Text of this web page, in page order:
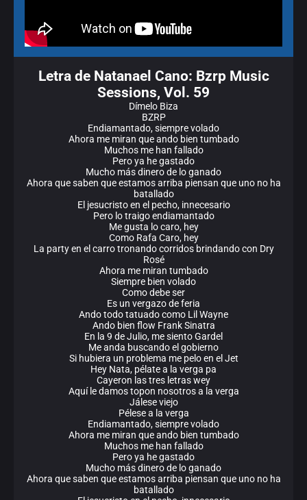
Letra de Natanael Cano: Bzrp Music
Sessions, Vol. 59
Dímelo Biza
BZRP
Endiamantado, siempre volado
Ahora me miran que ando bien tumbado
Muchos me han fallado
Pero ya he gastado
Mucho más dinero de lo ganado
Ahora que saben que estamos arriba piensan que uno no ha
batallado
El jesucristo en el pecho, innecesario
Pero lo traigo endiamantado
Me gusta lo caro, hey
Como Rafa Caro, hey
La party en el carro tronando corridos brindando con Dry
Rosé
Ahora me miran tumbado
Siempre bien volado
Como debe ser
Es un vergazo de feria
Ando todo tatuado como Lil Wayne
Ando bien flow Frank Sinatra
En la 9 de Julio, me siento Gardel
Me anda buscando el gobierno
Si hubiera un problema me pelo en el Jet
Hey Nata, pélate a la verga pa
Cayeron las tres letras wey
Aquí le damos topon nosotros a la verga
Jálese viejo
Pélese a la verga
Endiamantado, siempre volado
Ahora me miran que ando bien tumbado
Muchos me han fallado
Pero ya he gastado
Mucho más dinero de lo ganado
Ahora que saben que estamos arriba piensan que uno no ha
batallado